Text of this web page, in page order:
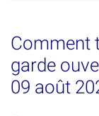
Comment
garde
09 août